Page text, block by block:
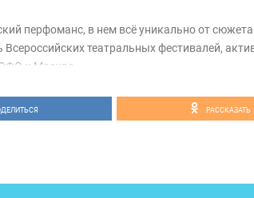
перфоманс, в нем всё уникально от сюжета
театральных фестивалей,
и Москве.
РАССКАЗАТЬ